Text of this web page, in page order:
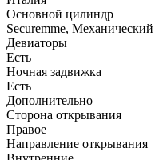
Основной цилиндр
Securemme, Механический
Девиаторы
Есть
Ночная задвижка
Есть
Дополнительно
Сторона открывания
Правое
Направление открывания